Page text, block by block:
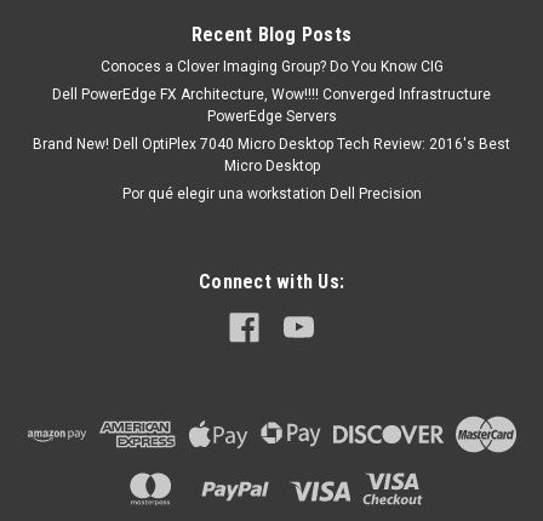
COTIZACION
Recent Blog Posts
Conoces a Clover Imaging Group? Do You Know CIG
Dell PowerEdge FX Architecture, Wow!!!! Converged Infrastructure
PowerEdge Servers
Brand New! Dell OptiPlex 7040 Micro Desktop Tech Review: 2016's Best
Micro Desktop
Por qué elegir una workstation Dell Precision
Connect with Us: